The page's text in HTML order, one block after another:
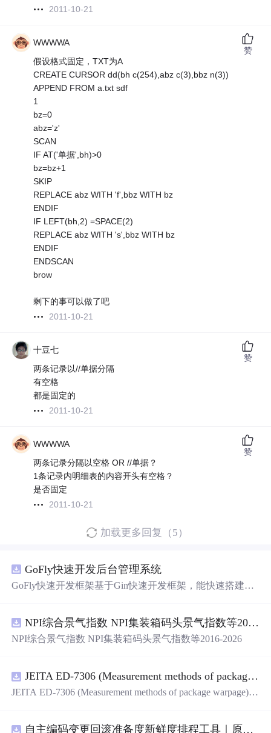
2011-10-21
WWWWA
假设格式固定，TXT为A
CREATE CURSOR dd(bh c(254),abz c(3),bbz n(3))
APPEND FROM a.txt sdf
1
bz=0
abz='z'
SCAN
IF AT('单据',bh)>0
bz=bz+1
SKIP
REPLACE abz WITH 'f',bbz WITH bz
ENDIF
IF LEFT(bh,2) =SPACE(2)
REPLACE abz WITH 's',bbz WITH bz
ENDIF
ENDSCAN
brow
剩下的事可以做了吧
2011-10-21
赞
十豆七
两条记录以//单据分隔
有空格
都是固定的
2011-10-21
赞
WWWWA
两条记录分隔以空格 OR //单据？
1条记录内明细表的内容开头有空格？
是否固定
2011-10-21
赞
加载更多回复（5）
GoFly快速开发后台管理系统
GoFly快速开发框架基于Gin快速开发框架，能快速搭建应
管理后台等。api文档管理并一键生成api接口代码，一键生
成 CRUD前后端代码丰富组件，基于 Gin和 Vue3的Arco D
大道至简思想，接口单层设计，开发简单，极易上手、代
码可读性和可维护性好、得益于Go优秀性能框架性能和并
发都很优秀、需要硬件资源很小。
NPI综合景气指数 NPI集装箱码头景气指数等2016-2026
NPI综合景气指数 NPI集装箱码头景气指数等2016-2026
JEITA ED-7306 (Measurement methods of package warpage).pdf
JEITA ED-7306 (Measurement methods of package warpage).p
自主编码变更回滚准备度新鲜度排程工具｜原创源码+测试+离线报告